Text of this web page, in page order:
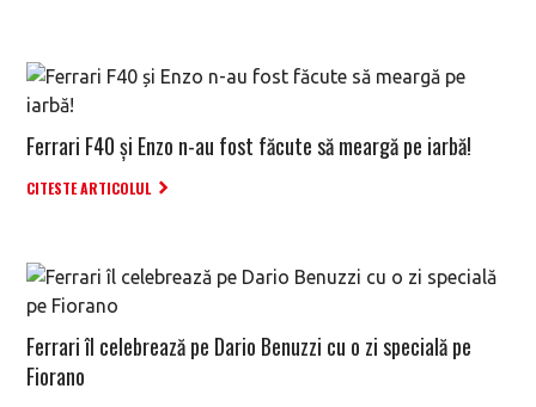
Ferrari F40 și Enzo n-au fost făcute să meargă pe iarbă!
CITESTE ARTICOLUL
Ferrari îl celebrează pe Dario Benuzzi cu o zi specială pe
Fiorano